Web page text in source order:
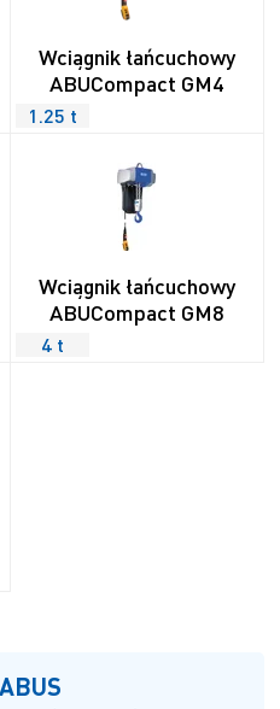
Wciągnik łańcuchowy
ABUCompact GM4
1.25 t
Wciągnik łańcuchowy
ABUCompact GM8
4 t